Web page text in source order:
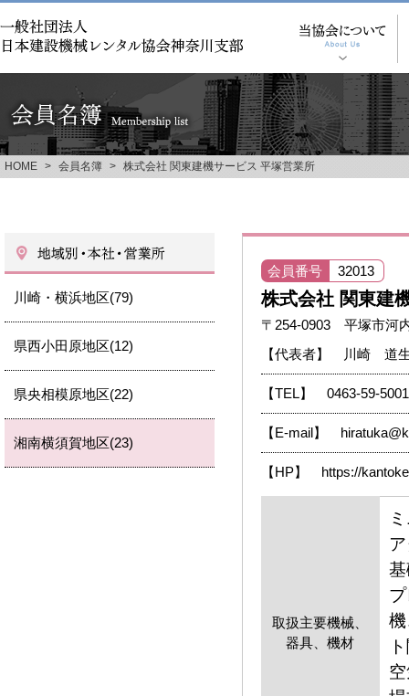
HOME > 会員名簿 > 株式会社 関東建機サービス 平塚営業所
川崎・横浜地区(79)
県西小田原地区(12)
県央相模原地区(22)
湘南横須賀地区(23)
会員番号 32013
株式会社 関東建
〒254-0903 平塚市河
【代表者】 川崎 道
【TEL】 0463-59-5001
【E-mail】
【HP】 https://
取扱主要機械、
器具、機材